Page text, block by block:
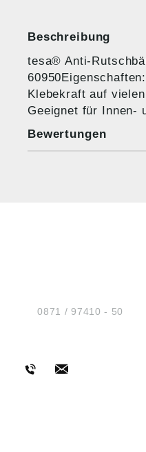
Beschreibung
tesa® Anti-
Klebekraft auf
Geeignet für Innen-
Bewertungen
Tel.:0871 / 97410 - 50